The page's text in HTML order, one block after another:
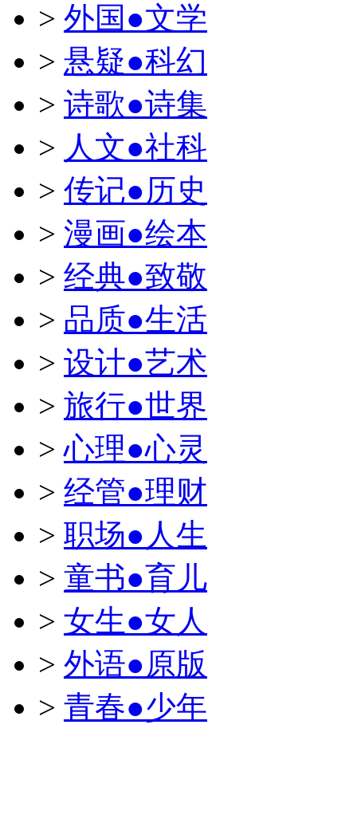
> 外国●文学
> 悬疑●科幻
> 诗歌●诗集
> 人文●社科
> 传记●历史
> 漫画●绘本
> 经典●致敬
> 品质●生活
> 设计●艺术
> 旅行●世界
>心理●心灵
> 经管●理财
> 职场●人生
> 童书●育儿
> 女生●女人
> 外语●原版
> 青春●少年